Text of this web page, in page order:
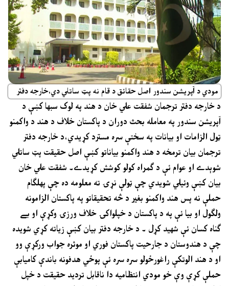
مودي د آپريشن سندور اصل حقائق د قام نه پټ ساتلي دي،خارجه دفتر
د خارجه دفتر ترجمان شفقت علي خان د هند په لوک سبها کښې د
آپريشن سندور په معامله بحث دوران د پاکستان خلاف د هند د واکمنو
ټول الزامات او بيانات په سختې سره مسترد کړيدي،د خارجه دفتر
ترجمان بيان ترمخه د هند واکمنو بياناتو کښې اصل حقيقت پټ ساتلي
شوېدے او عوام ئې د ګمراه کولو کوشش کړيدے۔ شفقت علي خان
بيان کښې وئيلي شويدي چې ټولې نړۍ ته معلومه ده چې پهلګام
حملې نه پس هند واکمنو بغير د څه تحقيقاتو په پاکستان الزامونه
ولګول او بيا ئې په د پاکستان د خپلواکۍ خلاف ورزۍ وکړې او بے
ګناه کسان ئې شهيد کړل ۔ د خارجه دفتر بيان کښې زياته کړي شويده
چې د هندوستان د جارحيت پاکستان فوري او موثره جواب ورکړې وو
او د هند الوتکې راغورځولو سره سره ئې پوځي هدفونه باندې کاميابې
حملې کړې وې خو مودي انتظاميه دا ناقابل ترديد حقيقت د خپل